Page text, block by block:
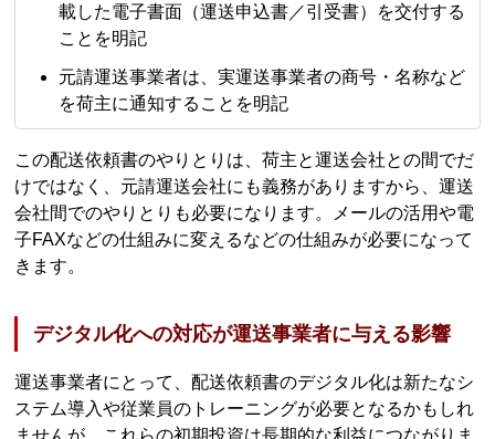
載した電子書面（運送申込書／引受書）を交付する
ことを明記
元請運送事業者は、実運送事業者の商号・名称など
を荷主に通知することを明記
この配送依頼書のやりとりは、荷主と運送会社との間でだ
けではなく、元請運送会社にも義務がありますから、運送
会社間でのやりとりも必要になります。メールの活用や電
子FAXなどの仕組みに変えるなどの仕組みが必要になって
きます。
デジタル化への対応が運送事業者に与える影響
運送事業者にとって、配送依頼書のデジタル化は新たなシ
ステム導入や従業員のトレーニングが必要となるかもしれ
ませんが、これらの初期投資は長期的な利益につながりま